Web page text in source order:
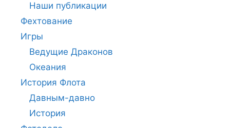
Наши публикации
Фехтование
Игры
Ведущие Драконов
Океания
История Флота
Давным-давно
История